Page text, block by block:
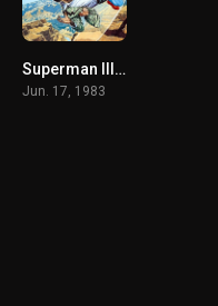
Superman III (1983) ซูเปอร์แมน 3
Jun. 17, 1983